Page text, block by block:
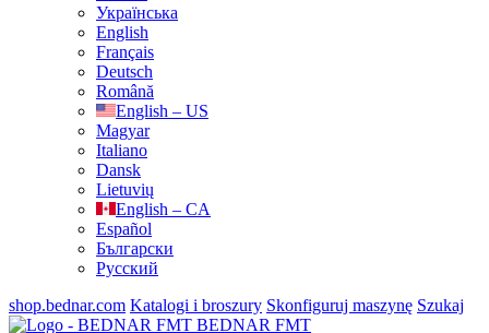
Українська
English
Français
Deutsch
Română
English – US
Magyar
Italiano
Dansk
Lietuvių
English – CA
Español
Български
Русский
shop.bednar.com Katalogi i broszury Skonfiguruj maszynę Szukaj
BEDNAR FMT